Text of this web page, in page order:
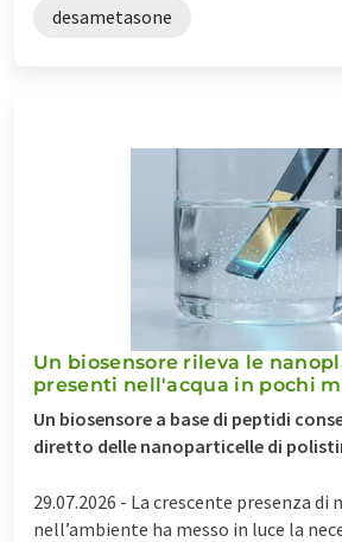
desametasone
Un biosensore rileva le
presenti nell'acqua in pochi
Un biosensore a base di peptidi
diretto delle nanoparticelle di
29.07.2026 - La crescente presenza di
nell’ambiente ha messo in luce la